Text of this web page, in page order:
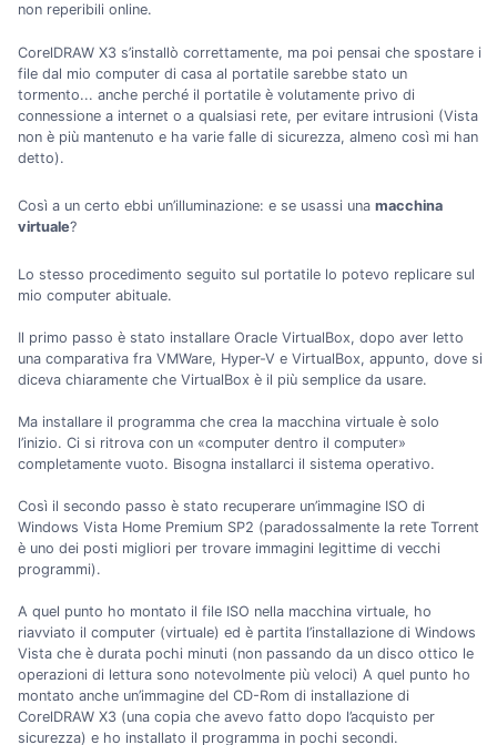
non reperibili online.
CorelDRAW X3 s’installò correttamente, ma poi pensai che spostare i
file dal mio computer di casa al portatile sarebbe stato un
tormento... anche perché il portatile è volutamente privo di
connessione a internet o a qualsiasi rete, per evitare intrusioni (Vista
non è più mantenuto e ha varie falle di sicurezza, almeno così mi han
detto).
Così a un certo ebbi un’illuminazione: e se usassi una macchina
virtuale?
Lo stesso procedimento seguito sul portatile lo potevo replicare sul
mio computer abituale.
Il primo passo è stato installare Oracle VirtualBox, dopo aver letto
una comparativa fra VMWare, Hyper-V e VirtualBox, appunto, dove si
diceva chiaramente che VirtualBox è il più semplice da usare.
Ma installare il programma che crea la macchina virtuale è solo
l’inizio. Ci si ritrova con un «computer dentro il computer»
completamente vuoto. Bisogna installarci il sistema operativo.
Così il secondo passo è stato recuperare un’immagine ISO di
Windows Vista Home Premium SP2 (paradossalmente la rete Torrent
è uno dei posti migliori per trovare immagini legittime di vecchi
programmi).
A quel punto ho montato il file ISO nella macchina virtuale, ho
riavviato il computer (virtuale) ed è partita l’installazione di Windows
Vista che è durata pochi minuti (non passando da un disco ottico le
operazioni di lettura sono notevolmente più veloci) A quel punto ho
montato anche un’immagine del CD-Rom di installazione di
CorelDRAW X3 (una copia che avevo fatto dopo l’acquisto per
sicurezza) e ho installato il programma in pochi secondi.